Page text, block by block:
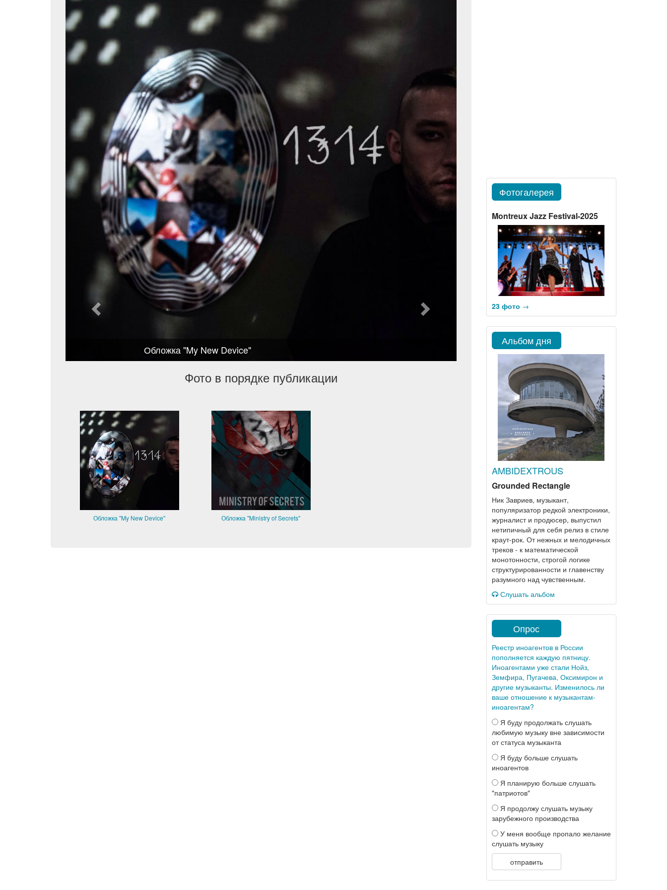
Обложка "My New Device"
Фото в порядке публикации
Обложка "My New Device" Обложка "Ministry of Secrets"
Фотогалерея
Montreux Jazz Festival-2025
23 фото →
Альбом дня
AMBIDEXTROUS
Grounded Rectangle
Ник Завриев, музыкант,
популяризатор редкой электроники,
журналист и продюсер, выпустил
нетипичный для себя релиз в стиле
краут-рок. От нежных и мелодичных
треков - к математической
монотонности, строгой логике
структурированности и главенству
разумного над чувственным.
Слушать альбом
Опрос
Реестр иноагентов в России
пополняется каждую пятницу.
Иноагентами уже стали Нойз,
Земфира, Пугачева, Оксимирон и
другие музыканты. Изменилось ли
ваше отношение к музыкантам-
иноагентам?
Я буду продолжать слушать
любимую музыку вне зависимости
от статуса музыканта
Я буду больше слушать
иноагентов
Я планирую больше слушать
"патриотов"
Я продолжу слушать музыку
зарубежного производства
У меня вообще пропало желание
слушать музыку
отправить